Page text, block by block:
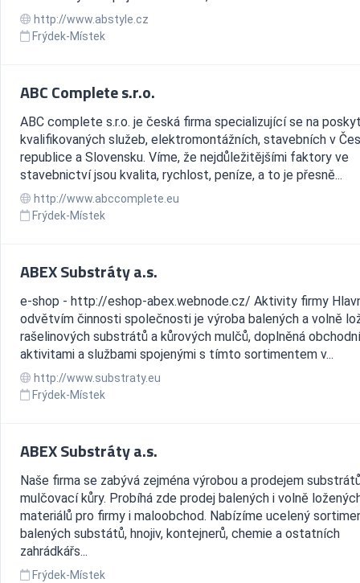
http://www.abstyle.cz
Frýdek-Místek
ABC Complete s.r.o.
ABC complete s.r.o. je česká firma specializující se na
kvalifikovaných služeb, elektromontážních, stavebních v
republice a Slovensku. Víme, že nejdůležitějšími faktory ve
stavebnictví jsou kvalita, rychlost, peníze, a to je přesně...
http://www.abccomplete.eu
Frýdek-Místek
ABEX Substráty a.s.
e-shop - http://eshop-abex.webnode.cz/ Aktivity firmy
odvětvím činnosti společnosti je výroba balených a volně
rašelinových substrátů a kůrových mulčů, doplněná
aktivitami a službami spojenými s tímto sortimentem v...
http://www.substraty.eu
Frýdek-Místek
ABEX Substráty a.s.
Naše firma se zabývá zejména výrobou a prodejem
mulčovací kůry. Probíhá zde prodej balených i volně
materiálů pro firmy i maloobchod. Nabízíme ucelený
balených substátů, hnojiv, kontejnerů, chemie a ostatních
zahrádkářs...
Frýdek-Místek